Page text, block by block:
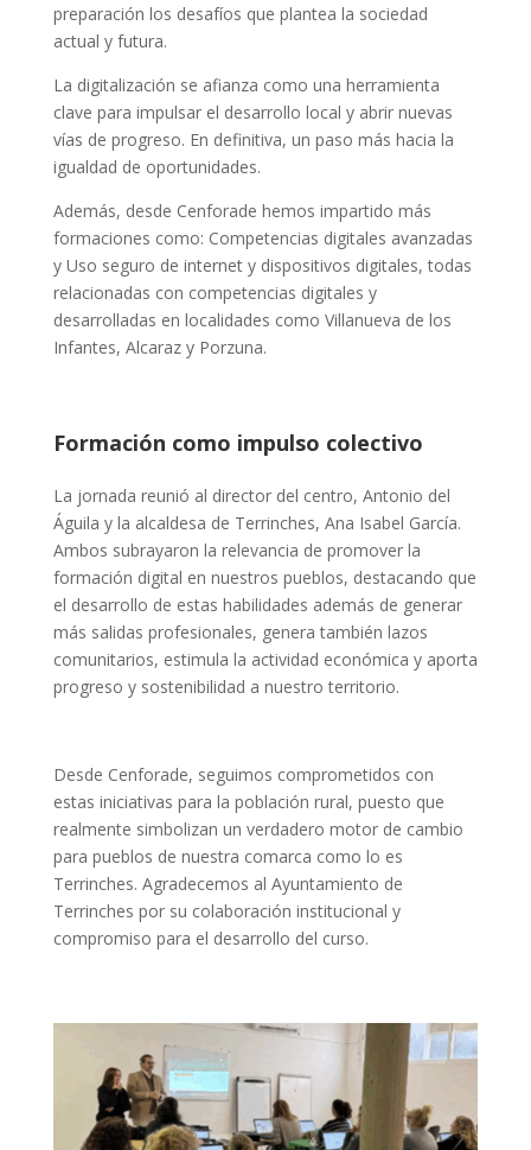
preparación los desafíos que plantea la sociedad
actual y futura.
La digitalización se afianza como una herramienta
clave para impulsar el desarrollo local y abrir nuevas
vías de progreso. En definitiva, un paso más hacia la
igualdad de oportunidades.
Además, desde Cenforade hemos impartido más
formaciones como: Competencias digitales avanzadas
y Uso seguro de internet y dispositivos digitales, todas
relacionadas con competencias digitales y
desarrolladas en localidades como Villanueva de los
Infantes, Alcaraz y Porzuna.
Formación como impulso colectivo
La jornada reunió al director del centro, Antonio del
Águila y la alcaldesa de Terrinches, Ana Isabel García.
Ambos subrayaron la relevancia de promover la
formación digital en nuestros pueblos, destacando que
el desarrollo de estas habilidades además de generar
más salidas profesionales, genera también lazos
comunitarios, estimula la actividad económica y aporta
progreso y sostenibilidad a nuestro territorio.
Desde Cenforade, seguimos comprometidos con
estas iniciativas para la población rural, puesto que
realmente simbolizan un verdadero motor de cambio
para pueblos de nuestra comarca como lo es
Terrinches. Agradecemos al Ayuntamiento de
Terrinches por su colaboración institucional y
compromiso para el desarrollo del curso.